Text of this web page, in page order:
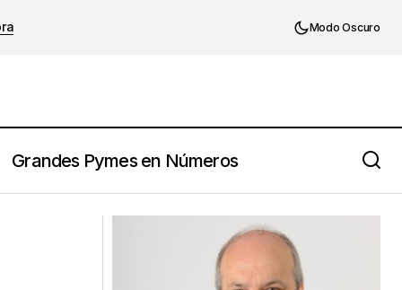
Modo Oscuro
Grandes Pymes en Números